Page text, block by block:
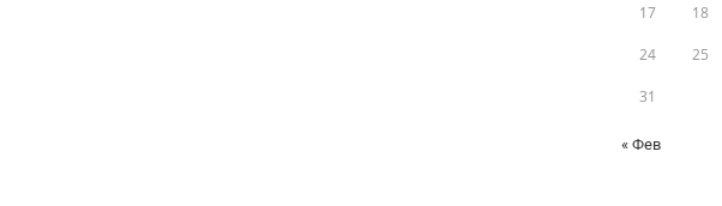
17 18
24 25
31
« Фев